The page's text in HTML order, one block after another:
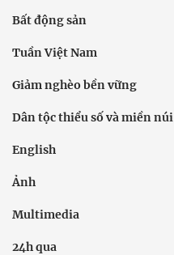
Bất động sản
Tuần Việt Nam
Giảm nghèo bền vững
Dân tộc thiểu số và miền núi
English
Ảnh
Multimedia
24h qua